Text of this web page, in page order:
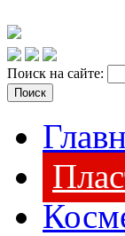
Поиск на сайте: